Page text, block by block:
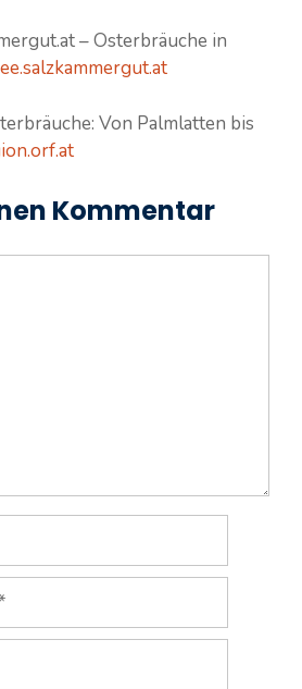
– Osterbräuche in
Von Palmlatten bis
Kommentar